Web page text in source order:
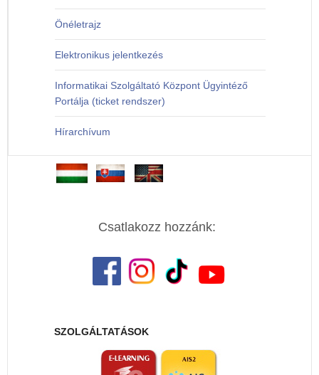
Önéletrajz
Elektronikus jelentkezés
Informatikai Szolgáltató Központ Ügyintéző
Portálja (ticket rendszer)
Hírarchívum
Csatlakozz hozzánk:
SZOLGÁLTATÁSOK